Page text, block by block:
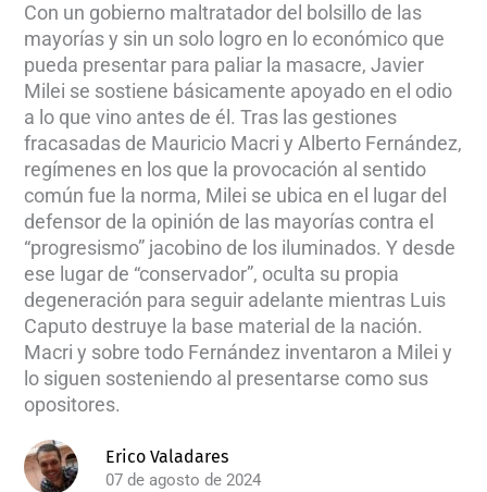
Con un gobierno maltratador del bolsillo de las
mayorías y sin un solo logro en lo económico que
pueda presentar para paliar la masacre, Javier
Milei se sostiene básicamente apoyado en el odio
a lo que vino antes de él. Tras las gestiones
fracasadas de Mauricio Macri y Alberto Fernández,
regímenes en los que la provocación al sentido
común fue la norma, Milei se ubica en el lugar del
defensor de la opinión de las mayorías contra el
“progresismo” jacobino de los iluminados. Y desde
ese lugar de “conservador”, oculta su propia
degeneración para seguir adelante mientras Luis
Caputo destruye la base material de la nación.
Macri y sobre todo Fernández inventaron a Milei y
lo siguen sosteniendo al presentarse como sus
opositores.
Erico Valadares
07 de agosto de 2024